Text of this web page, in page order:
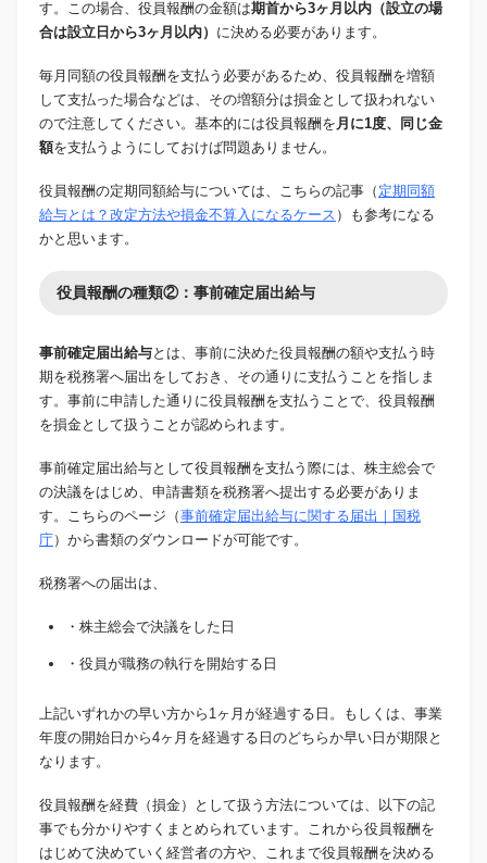
す。この場合、役員報酬の金額は期首から3ヶ月以内（設立の場
合は設立日から3ヶ月以内） に決める必要があります。
毎月同額の役員報酬を支払う必要があるため、役員報酬を増額
して支払った場合などは、その増額分は損金として扱われない
ので注意してください。基本的には役員報酬を 月に1度、同じ金
額を支払うようにしておけば問題ありません。
役員報酬の定期同額給与については、こちらの記事（ 定期同額
給与とは？改定方法や損金不算入になるケース ）も参考になる
かと思います。
役員報酬の種類②：事前確定届出給与
事前確定届出給与とは、事前に決めた役員報酬の額や支払う時
期を税務署へ届出をしておき、その通りに支払うことを指しま
す。事前に申請した通りに役員報酬を支払うことで、役員報酬
を損金として扱うことが認められます。
事前確定届出給与として役員報酬を支払う際には、株主総会で
の決議をはじめ、申請書類を税務署へ提出する必要がありま
す。こちらのページ（事前確定届出給与に関する届出｜国税
庁）から書類のダウンロードが可能です。
税務署への届出は、
・株主総会で決議をした日
・役員が職務の執行を開始する日
上記いずれかの早い方から1ヶ月が経過する日。もしくは、事業
年度の開始日から4ヶ月を経過する日のどちらか早い日が期限と
なります。
役員報酬を経費（損金）として扱う方法については、以下の記
事でも分かりやすくまとめられています。これから役員報酬を
はじめて決めていく経営者の方や、これまで役員報酬を決める